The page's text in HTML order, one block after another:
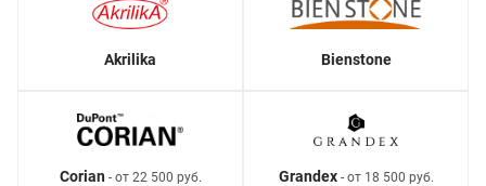
Akrilika Bienstone
Corian- от 22 500 руб. Grandex- от 18 500 руб.